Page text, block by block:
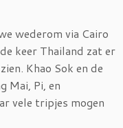
wederom via Cairo
keer Thailand zat er
Khao Sok en de
Mai, Pi, en
vele tripjes mogen